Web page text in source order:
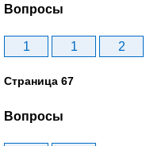
Вопросы
1 1 2
Страница 67
Вопросы